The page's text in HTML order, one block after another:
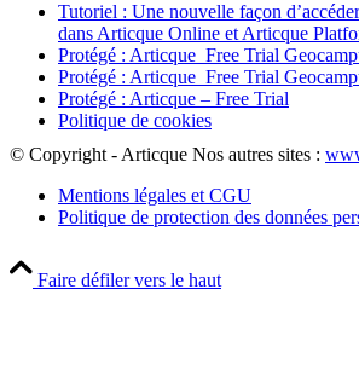
Tutoriel : Une nouvelle façon
dans Articque Online et Articque
Protégé : Articque_Free Trial
Protégé : Articque_Free Trial
Protégé : Articque – Free Trial
Politique de cookies
© Copyright - Articque Nos autres sites :
Mentions légales et CGU
Politique de protection des données
Faire défiler vers le haut